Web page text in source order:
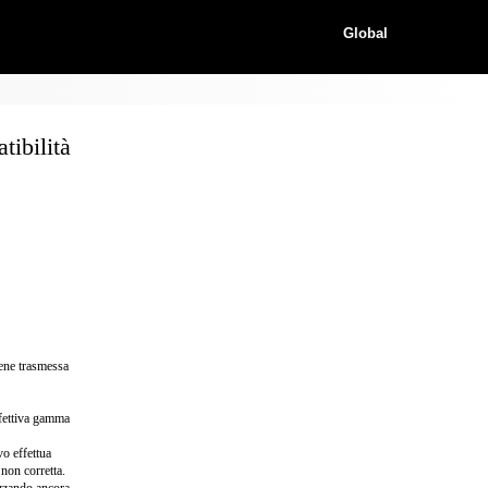
Global
trasmessa
gamma
effettua
corretta.